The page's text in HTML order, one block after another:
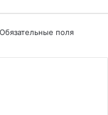
Обязательные поля